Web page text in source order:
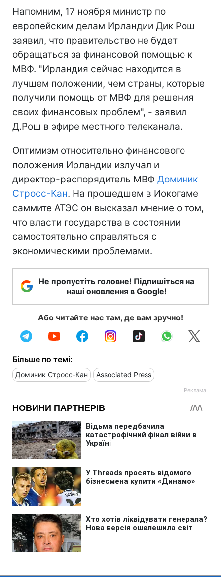
Напомним, 17 ноября министр по
европейским делам Ирландии Дик Рош
заявил, что правительство не будет
обращаться за финансовой помощью к
МВФ. "Ирландия сейчас находится в
лучшем положении, чем страны, которые
получили помощь от МВФ для решения
своих финансовых проблем", - заявил
Д.Рош в эфире местного телеканала.
Оптимизм относительно финансового
положения Ирландии излучал и
директор-распорядитель МВФ Доминик
Стросс-Кан. На прошедшем в Иокогаме
саммите АТЭС он высказал мнение о том,
что власти государства в состоянии
самостоятельно справляться с
экономическими проблемами.
Не пропустіть головне! Підпишіться на
наші оновлення в Google!
Або читайте нас там, де вам зручно!
Більше по темі:
Доминик Стросс-Кан Associated Press